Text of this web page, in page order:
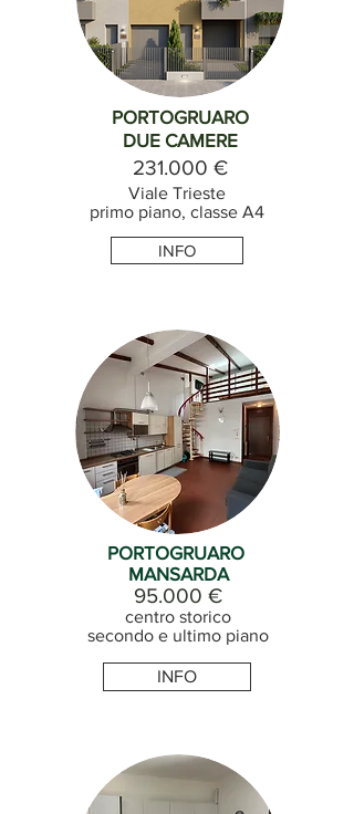
PORTOGRUARO
DUE CAMERE
231.000 €
Viale Trieste
primo piano, classe A4
INFO
PORTOGRUARO
MANSARDA
95.000 €
centro storico
secondo e ultimo piano
INFO